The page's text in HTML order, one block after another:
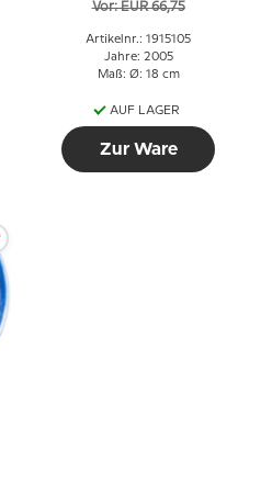
bei Mondlicht, 2005
Vor: EUR 66,75
Artikelnr.: 1915105
Jahre: 2005
Maß: Ø: 18 cm
AUF LAGER
Zur Ware